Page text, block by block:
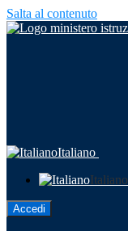
Salta al contenuto
Italiano
Italiano
Accedi